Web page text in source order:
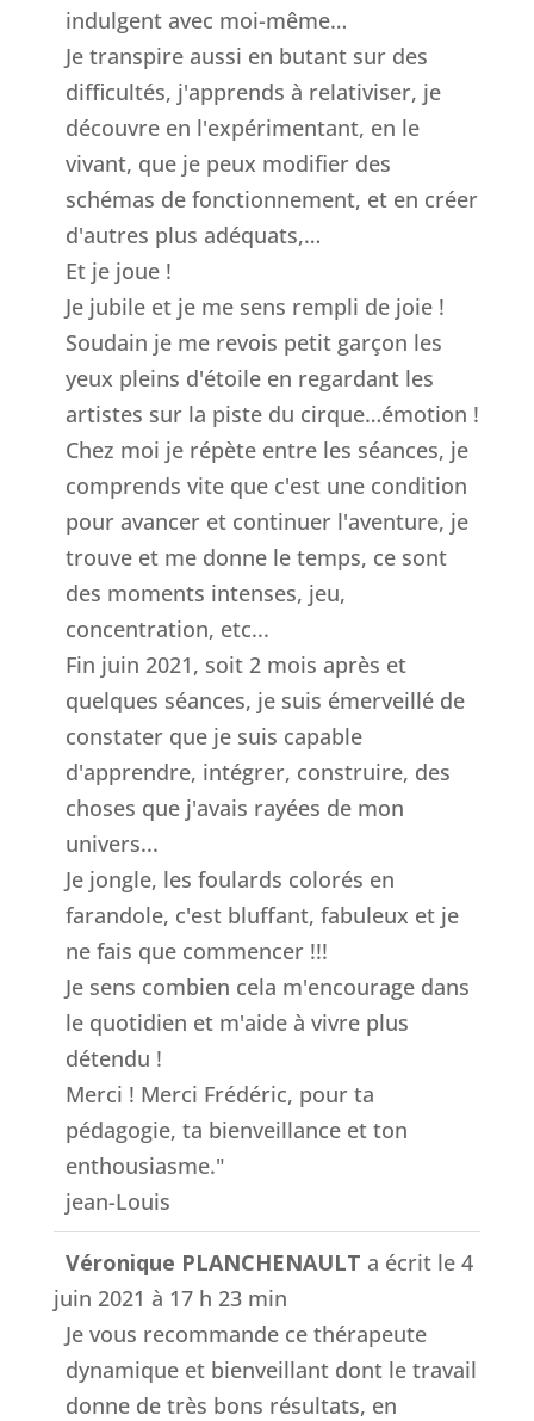
indulgent avec moi-même…
Je transpire aussi en butant sur des
difficultés, j'apprends à relativiser, je
découvre en l'expérimentant, en le
vivant, que je peux modifier des
schémas de fonctionnement, et en créer
d'autres plus adéquats,…
Et je joue !
Je jubile et je me sens rempli de joie !
Soudain je me revois petit garçon les
yeux pleins d'étoile en regardant les
artistes sur la piste du cirque…émotion !
Chez moi je répète entre les séances, je
comprends vite que c'est une condition
pour avancer et continuer l'aventure, je
trouve et me donne le temps, ce sont
des moments intenses, jeu,
concentration, etc...
Fin juin 2021, soit 2 mois après et
quelques séances, je suis émerveillé de
constater que je suis capable
d'apprendre, intégrer, construire, des
choses que j'avais rayées de mon
univers...
Je jongle, les foulards colorés en
farandole, c'est bluffant, fabuleux et je
ne fais que commencer !!!
Je sens combien cela m'encourage dans
le quotidien et m'aide à vivre plus
détendu !
Merci ! Merci Frédéric, pour ta
pédagogie, ta bienveillance et ton
enthousiasme."
jean-Louis
Véronique PLANCHENAULT a écrit le4
juin 2021 à 17 h 23 min
Je vous recommande ce thérapeute
dynamique et bienveillant dont le travail
donne de très bons résultats, en